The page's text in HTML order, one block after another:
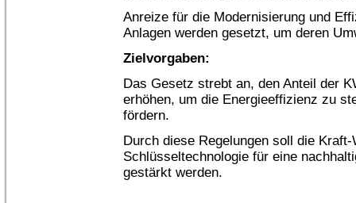
Anreize für die Modernisierung und
Anlagen werden gesetzt, um deren
Zielvorgaben:
Das Gesetz strebt an, den Anteil der
erhöhen, um die Energieeffizienz zu
fördern.
Durch diese Regelungen soll die
Schlüsseltechnologie für eine
gestärkt werden.